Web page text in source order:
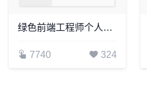
绿色前端工程师个人简历Word模板
7740 324